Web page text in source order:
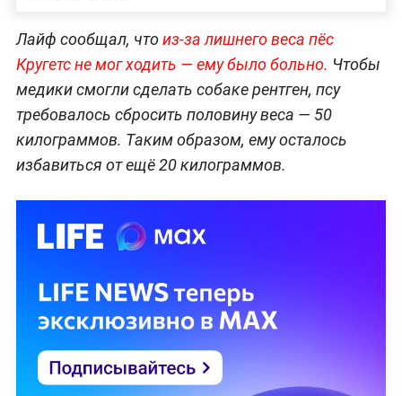
Лайф сообщал, чтоиз-за лишнего веса пёс
Кругетс не мог ходить — ему было больно. Чтобы
медики смогли сделать собаке рентген, псу
требовалось сбросить половину веса — 50
килограммов. Таким образом, ему осталось
избавиться от ещё 20 килограммов.